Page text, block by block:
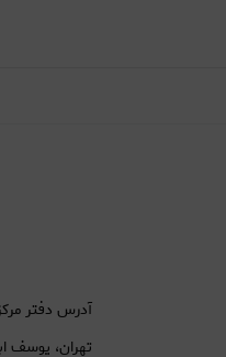
آدرس دفتر
تهران، یوسف